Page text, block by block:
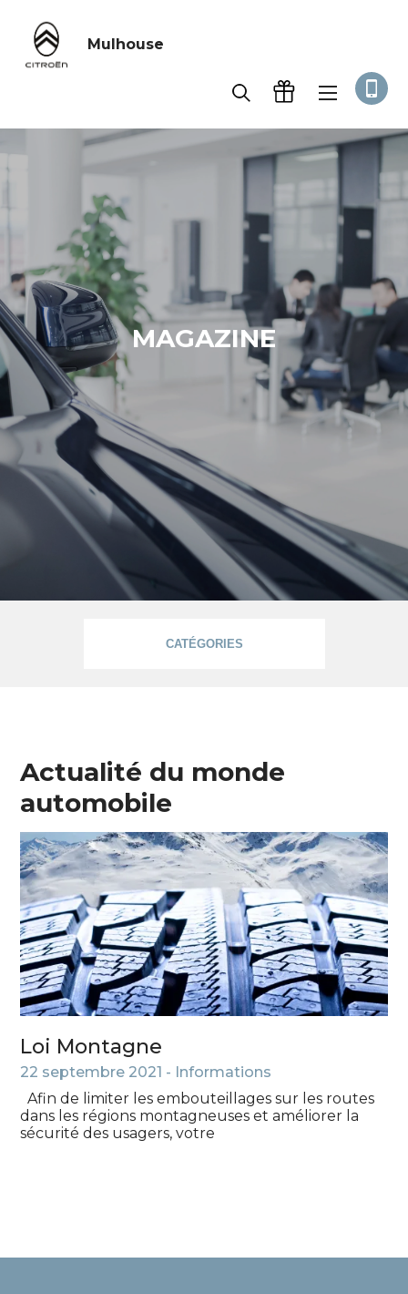
Mulhouse
MAGAZINE
CATÉGORIES
Actualité du monde
automobile
Loi Montagne
22 septembre 2021 - Informations
Afin de limiter les embouteillages sur les routes
dans les régions montagneuses et améliorer la
sécurité des usagers, votre